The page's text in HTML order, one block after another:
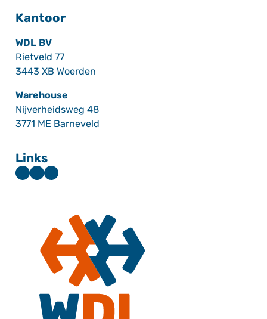
Kantoor
WDL BV
Rietveld 77
3443 XB Woerden
Warehouse
Nijverheidsweg 48
3771 ME Barneveld
Links
Facebook
LinkedIn
Instagram